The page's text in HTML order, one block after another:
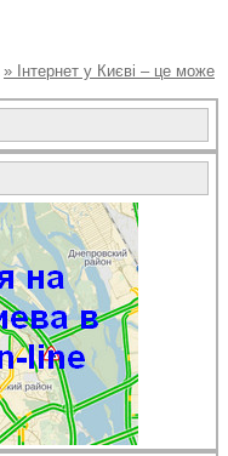
» Інтернет у Києві – це може